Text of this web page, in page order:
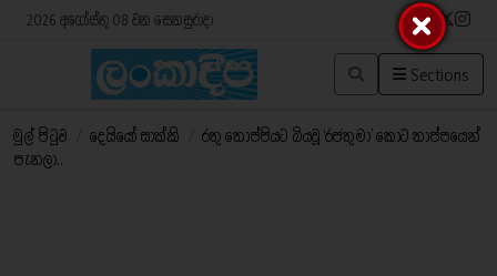
2026 අගෝස්තු 08 වන සෙනසුරාදා
Sections
මුල් පිටුව දෙයියෝ සාක්කි
රතු තොප්පියට බියවූ ‘රජතුමා’ ​කොට තාප්පයෙන්
පැනලා..